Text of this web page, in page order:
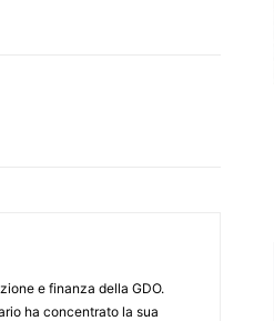
e finanza della GDO.
ha concentrato la sua